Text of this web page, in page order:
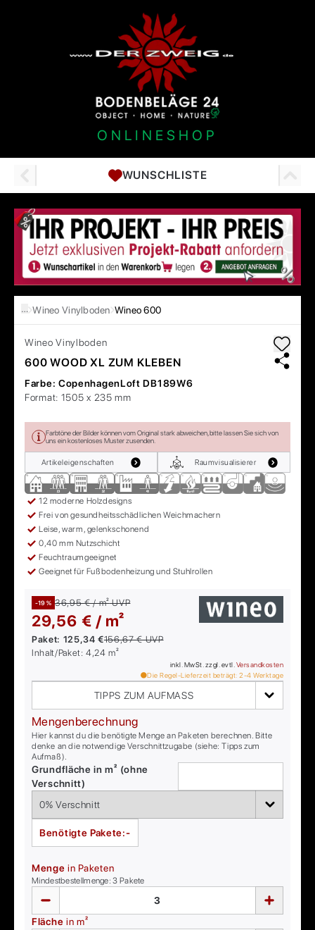
ONLINESHOP
WUNSCHLISTE
… Wineo Vinylboden Wineo 600
Wineo Vinylboden
600 WOOD XL ZUM KLEBEN
Farbe: CopenhagenLoft DB189W6
Format: 1505 x 235 mm
Farbtöne der Bilder können vom Original stark abweichen, bitte lassen Sie sich von
uns ein kostenloses Muster zusenden.
Artikeleigenschaften Raumvisualisierer
12 moderne Holzdesigns
Frei von gesundheitsschädlichen Weichmachern
Leise, warm, gelenkschonend
0,40 mm Nutzschicht
Feuchtraumgeeignet
Geeignet für Fußbodenheizung und Stuhlrollen
-19 % 36,95 € / m²UVP
29,56 € / m²
Paket: 125,34 €156,67 €UVP
Inhalt/Paket:4,24 m²
inkl. MwSt. zzgl. evtl. Versandkosten
Die Regel-Lieferzeit beträgt: 2-4 Werktage
TIPPS ZUM AUFMASS
Mengenberechnung
Hier kannst du die benötigte Menge an Paketen berechnen. Bitte
denke an die notwendige Verschnittzugabe (siehe: Tipps zum
Aufmaß).
Grundfläche in m² (ohne
Verschnitt)
Benötigte Pakete:-
Menge in Paketen
Mindestbestellmenge:3 Pakete
Fläche in m²